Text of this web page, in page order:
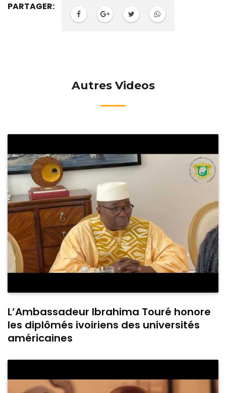
PARTAGER:
Autres Videos
L’Ambassadeur Ibrahima Touré honore
les diplômés ivoiriens des universités
américaines